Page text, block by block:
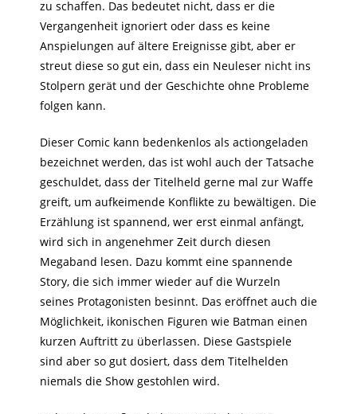
zu schaffen. Das bedeutet nicht, dass er die
Vergangenheit ignoriert oder dass es keine
Anspielungen auf ältere Ereignisse gibt, aber er
streut diese so gut ein, dass ein Neuleser nicht ins
Stolpern gerät und der Geschichte ohne Probleme
folgen kann.
Dieser Comic kann bedenkenlos als actiongeladen
bezeichnet werden, das ist wohl auch der Tatsache
geschuldet, dass der Titelheld gerne mal zur Waffe
greift, um aufkeimende Konflikte zu bewältigen. Die
Erzählung ist spannend, wer erst einmal anfängt,
wird sich in angenehmer Zeit durch diesen
Megaband lesen. Dazu kommt eine spannende
Story, die sich immer wieder auf die Wurzeln
seines Protagonisten besinnt. Das eröffnet auch die
Möglichkeit, ikonischen Figuren wie Batman einen
kurzen Auftritt zu überlassen. Diese Gastspiele
sind aber so gut dosiert, dass dem Titelhelden
niemals die Show gestohlen wird.